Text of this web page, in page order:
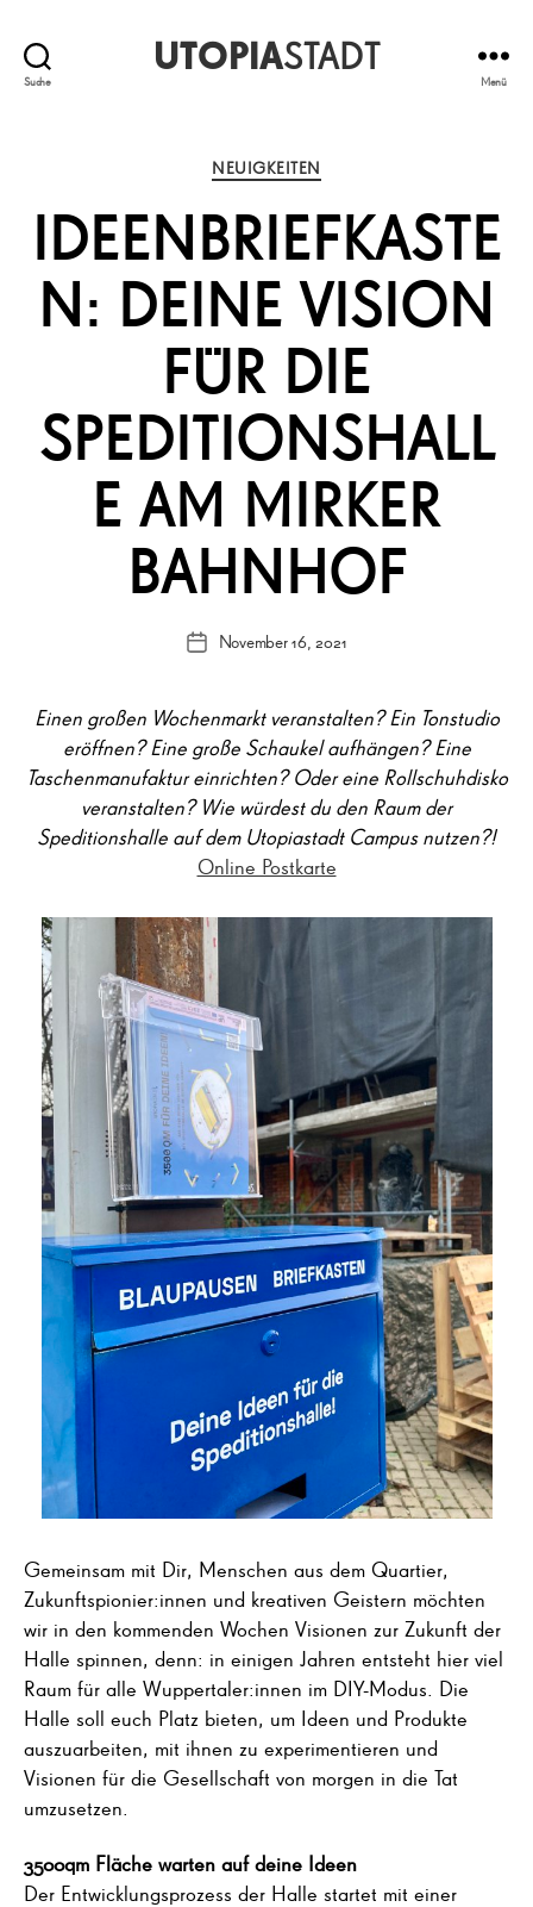
Suche
UTOPIASTADT
Menü
Kategorien
NEUIGKEITEN
IDEENBRIEFKASTE
N: DEINE VISION
FÜR DIE
SPEDITIONSHALL
E AM MIRKER
BAHNHOF
Veröffentlichungsdatum
November 16, 2021
Einen großen Wochenmarkt veranstalten? Ein Tonstudio
eröffnen? Eine große Schaukel aufhängen? Eine
Taschenmanufaktur einrichten? Oder eine Rollschuhdisko
veranstalten? Wie würdest du den Raum der
Speditionshalle auf dem Utopiastadt Campus nutzen?!
Online Postkarte
Gemeinsam mit Dir, Menschen aus dem Quartier,
Zukunftspionier:innen und kreativen Geistern möchten
wir in den kommenden Wochen Visionen zur Zukunft der
Halle spinnen, denn: in einigen Jahren entsteht hier viel
Raum für alle Wuppertaler:innen im DIY-Modus. Die
Halle soll euch Platz bieten, um Ideen und Produkte
auszuarbeiten, mit ihnen zu experimentieren und
Visionen für die Gesellschaft von morgen in die Tat
umzusetzen.
3500qm Fläche warten auf deine Ideen
Der Entwicklungsprozess der Halle startet mit einer